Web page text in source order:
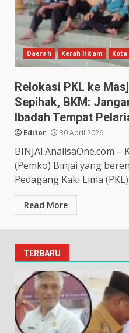
Daerah Kerah Hitam Kota
Relokasi PKL ke
Sepihak, BKM:
Ibadah Tempat
Editor 30 April 2026
BINJAI.AnalisaOne.com
(Pemko) Binjai yang
Pedagang Kaki Lima
Read More
TERBARU